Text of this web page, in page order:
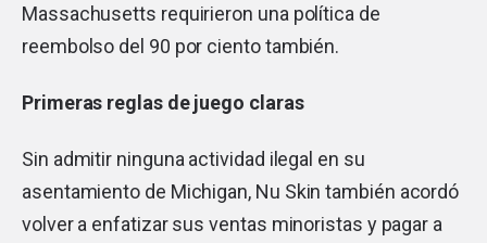
Massachusetts requirieron una política de
reembolso del 90 por ciento también.
Primeras reglas de juego claras
Sin admitir ninguna actividad ilegal en su
asentamiento de Michigan, Nu Skin también acordó
volver a enfatizar sus ventas minoristas y pagar a